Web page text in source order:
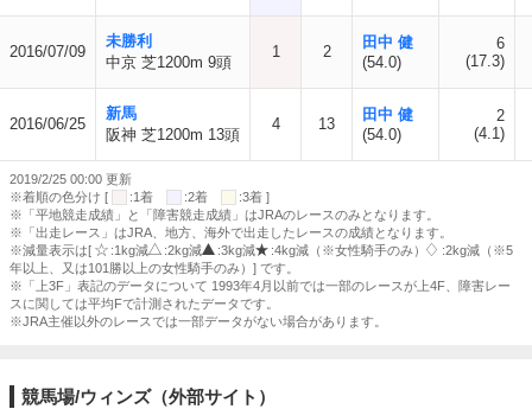
2016/07/09
未勝利
中京 芝1200m 9頭
1 2
田中 健
(54.0)
6
(17.3)
2016/06/25
新馬
阪神 芝1200m 13頭
4 13
田中 健
(54.0)
2
(4.1)
2019/2/25 00:00 更新
※着順の色分け [
:1着 :2着
:3着 ]
※「平地競走成績」と「障害競走成績」はJRAのレースのみとなります。
※「出走レース」はJRA、地方、海外で出走したレースの成績となります。
※減量表示は[
:1kg減 :2kg減 :3kg減 :4kg減（※女性騎手のみ）
:2kg減（※5
年以上、又は101勝以上の女性騎手のみ）] です。
※「上3F」表記のデータについて 1993年4月以前では一部のレースが上4F、障害レー
スに関しては平均Fで計測されたデータです。
※JRA主催以外のレースでは一部データがない場合があります。
競馬場/ウィンズ（外部サイト）